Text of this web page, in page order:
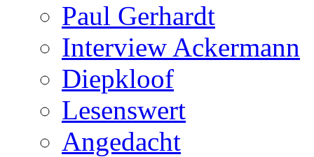
Paul Gerhardt
Interview Ackermann
Diepkloof
Lesenswert
Angedacht